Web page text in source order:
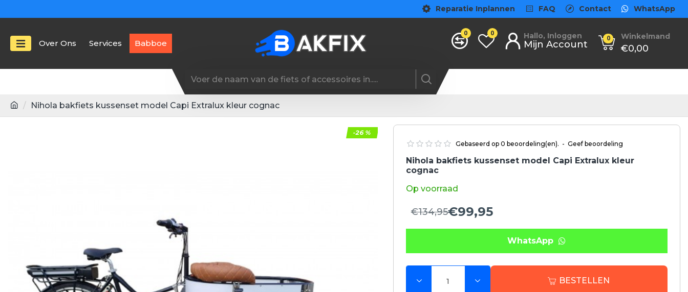
Reparatie Inplannen FAQ Contact WhatsApp
Over Ons Services Babboe
0 0 Hallo, Inloggen
Mijn Account
Winkelmand
€0,00
0
Nihola bakfiets kussenset model Capi Extralux kleur cognac
-26 %
Nihola bakfiets kussenset model Capi Extralux kleur
cognac
Op voorraad
Gebaseerd op 0 beoordeling(en). - Geef beoordeling
€99,95
€134,95
WhatsApp
BESTELLEN